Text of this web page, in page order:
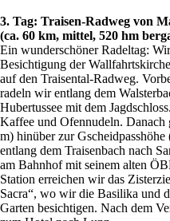
3. Tag: Traisen-Radweg von
(ca. 60 km, mittel, 520 hm
Ein wunderschöner Radeltag:
Besichtigung der
auf den Traisental-Radweg.
radeln wir entlang dem
Hubertussee mit dem
Kaffee und Ofennudeln. Danach
m) hinüber zur
entlang dem Traisenbach nach
am Bahnhof mit seinem alten
Station erreichen wir das
Sacra“, wo wir die Basilika und
Garten besichtigen. Nach dem